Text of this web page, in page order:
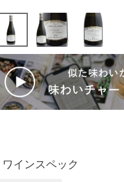
ワインスペック